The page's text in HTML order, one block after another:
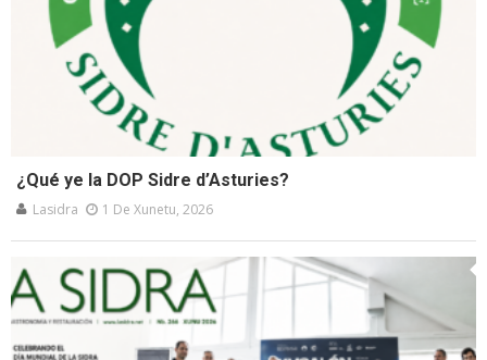
¿Qué ye la DOP Sidre d’Asturies?
Lasidra 1 De Xunetu, 2026